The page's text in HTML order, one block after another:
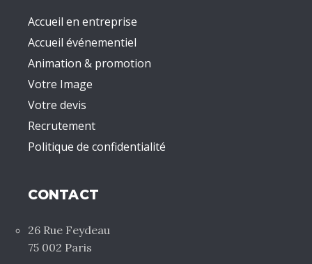
Accueil en entreprise
Accueil événementiel
Animation & promotion
Votre Image
Votre devis
Recrutement
Politique de confidentialité
CONTACT
26 Rue Feydeau
75 002 Paris